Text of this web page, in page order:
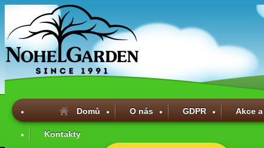
Domů O nás GDPR Akce
Kontakty